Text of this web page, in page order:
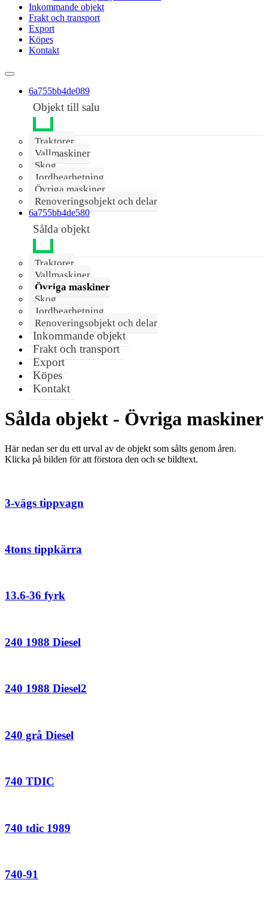
Inkommande objekt
Frakt och transport
Export
Köpes
Kontakt
6a755bb4de089
Objekt till salu
Traktorer
Vallmaskiner
Skog
Jordbearbetning
Övriga maskiner
Renoveringsobjekt och delar
6a755bb4de580
Sålda objekt
Traktorer
Vallmaskiner
Övriga maskiner
Skog
Jordbearbetning
Renoveringsobjekt och delar
Inkommande objekt
Frakt och transport
Export
Köpes
Kontakt
Sålda objekt - Övriga maskiner
Här nedan ser du ett urval av de objekt som sålts genom åren.
Klicka på bilden för att förstora den och se bildtext.
3-vägs tippvagn
4tons tippkärra
13.6-36 fyrk
240 1988 Diesel
240 1988 Diesel2
240 grå Diesel
740 TDIC
740 tdic 1989
740-91